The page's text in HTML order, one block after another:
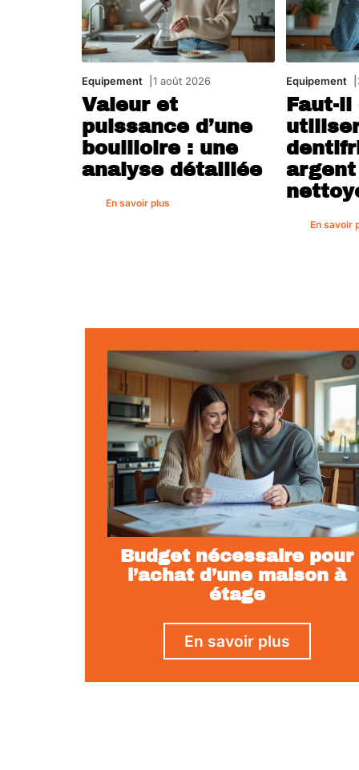
Equipement 1 août 2026
Valeur et
puissance d’une
bouilloire : une
analyse détaillée
En savoir plus
Equipement
Faut-
En savoir
Budget nécessaire pour
l’achat d’une maison à
étage
En savoir plus